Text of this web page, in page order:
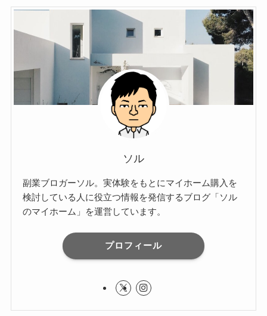
ソル
副業ブロガーソル。実体験をもとにマイホーム購入を
検討している人に役立つ情報を発信するブログ「ソル
のマイホーム」を運営しています。
プロフィール